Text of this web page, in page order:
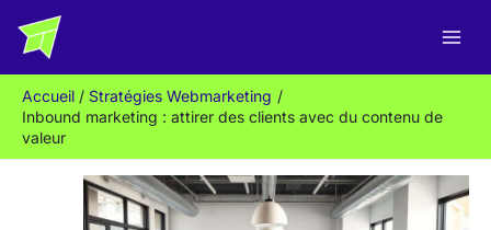
Accueil
Stratégies Webmarketing
Inbound marketing : attirer des clients avec du contenu de
valeur
e
c
h
e